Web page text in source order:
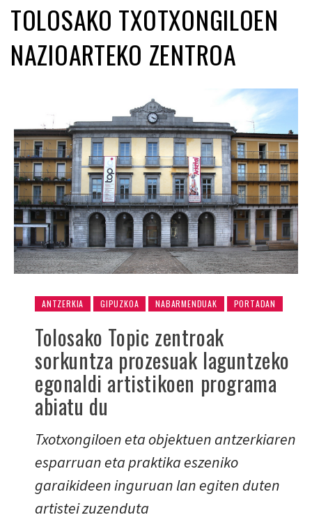
TOLOSAKO TXOTXONGILOEN
NAZIOARTEKO ZENTROA
ANTZERKIA GIPUZKOA NABARMENDUAK PORTADAN
Tolosako Topic zentroak
sorkuntza prozesuak laguntzeko
egonaldi artistikoen programa
abiatu du
Txotxongiloen eta objektuen antzerkiaren
esparruan eta praktika eszeniko
garaikideen inguruan lan egiten duten
artistei zuzenduta